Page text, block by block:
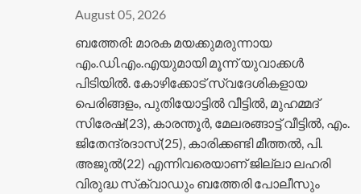
August 05, 2026
ബത്തേരി: മാരക മയക്കുമരുന്നായ
എം.ഡി.എം.എയുമായി മൂന്ന് യുവാക്കൾ
പിടിയിൽ. കോഴിക്കോട് സ്വദേശികളായ
പെരിങ്ങളം, പുതിയോട്ടിൽ വീട്ടിൽ, മുഹമ്മദ്
സിരേഷ്(23), കാരന്തൂർ, മേലരങ്ങാട്ട് വീട്ടിൽ, എം.
ജിതേന്ദ്രദാസ്(25), കാരിക്കണ്ടി മീത്തൽ, പി.
അജുൽ(22) എന്നിവരെയാണ് ജില്ലാ ലഹരി
വിരുദ്ധ സ്‌ക്വാഡും ബത്തേരി പോലീസും